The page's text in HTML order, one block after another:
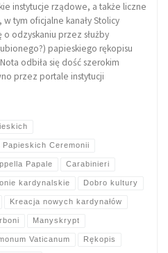
instytucje rządowe, a także liczne
tym oficjalne kanały Stolicy
odzyskaniu przez służby
papieskiego rękopisu
odbiła się dość szerokim
przez portale instytucji
Ceremonii
Papale Carabinieri
kardynalskie Dobro kultury
Kreacja nowych kardynałów
Manyskrypt
Vaticanum Rękopis